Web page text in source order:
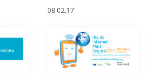
08.02.17